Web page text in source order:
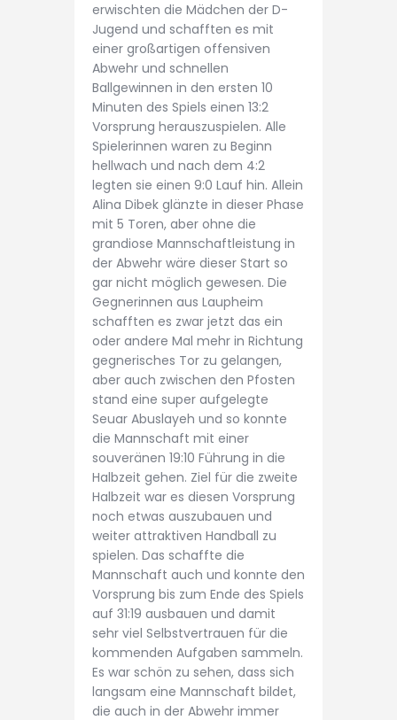
erwischten die Mädchen der D-
Jugend und schafften es mit
einer großartigen offensiven
Abwehr und schnellen
Ballgewinnen in den ersten 10
Minuten des Spiels einen 13:2
Vorsprung herauszuspielen. Alle
Spielerinnen waren zu Beginn
hellwach und nach dem 4:2
legten sie einen 9:0 Lauf hin. Allein
Alina Dibek glänzte in dieser Phase
mit 5 Toren, aber ohne die
grandiose Mannschaftleistung in
der Abwehr wäre dieser Start so
gar nicht möglich gewesen. Die
Gegnerinnen aus Laupheim
schafften es zwar jetzt das ein
oder andere Mal mehr in Richtung
gegnerisches Tor zu gelangen,
aber auch zwischen den Pfosten
stand eine super aufgelegte
Seuar Abuslayeh und so konnte
die Mannschaft mit einer
souveränen 19:10 Führung in die
Halbzeit gehen. Ziel für die zweite
Halbzeit war es diesen Vorsprung
noch etwas auszubauen und
weiter attraktiven Handball zu
spielen. Das schaffte die
Mannschaft auch und konnte den
Vorsprung bis zum Ende des Spiels
auf 31:19 ausbauen und damit
sehr viel Selbstvertrauen für die
kommenden Aufgaben sammeln.
Es war schön zu sehen, dass sich
langsam eine Mannschaft bildet,
die auch in der Abwehr immer